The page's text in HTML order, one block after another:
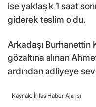
ise yaklaşık 1 saat
giderek teslim oldu.
Arkadaşı Burhanettin
gözaltına alınan
ardından adliyeye
Kaynak: İhlas Haber Ajansı